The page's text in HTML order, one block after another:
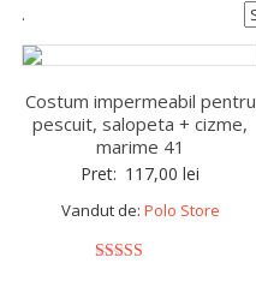
.
Costum impermeabil pentru
pescuit, salopeta + cizme,
marime 41
Pret: 117,00lei
Vandut de: Polo Store